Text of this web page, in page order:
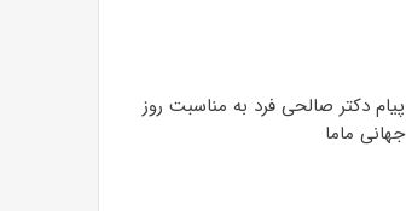
پیام دکتر صالحی فرد به مناسبت روز
جهانی ماما